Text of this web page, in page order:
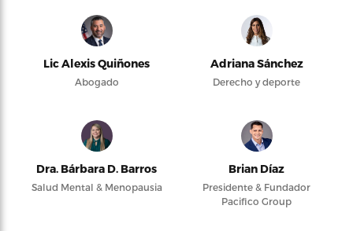
Lic Alexis Quiñones
Abogado
Adriana Sánchez
Derecho y deporte
Dra. Bárbara D. Barros
Salud Mental & Menopausia
Brian Díaz
Presidente & Fundador
Pacifico Group